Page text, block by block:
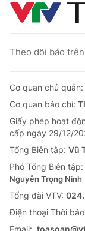
Theo dõi báo trên
Cơ quan chủ quản:
Cơ quan báo chí:
Giấy phép hoạt
cấp ngày 29/12/
Tổng Biên tập: Vũ
Phó Tổng Biên tập:
Nguyễn Trọng Ninh
Tổng đài VTV:
Ðiện thoại Thời báo
Email: